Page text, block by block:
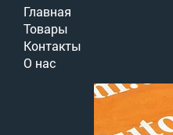
Главная
Товары
Контакты
О нас